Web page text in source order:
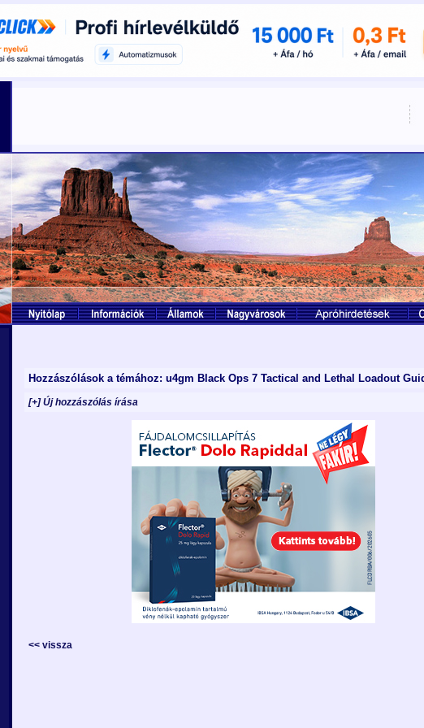
Hozzászólások a témához: u4gm Black Ops 7 Tactical and Lethal Loadout
[+] Új hozzászólás írása
<< vissza